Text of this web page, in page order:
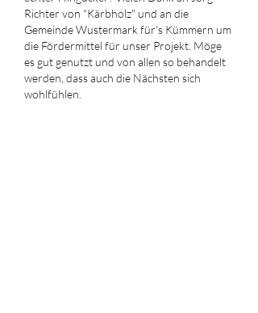
Richter von "Kärbholz" und an die
Gemeinde Wustermark für's Kümmern um
die Fördermittel für unser Projekt. Möge
es gut genutzt und von allen so behandelt
werden, dass auch die Nächsten sich
wohlfühlen.